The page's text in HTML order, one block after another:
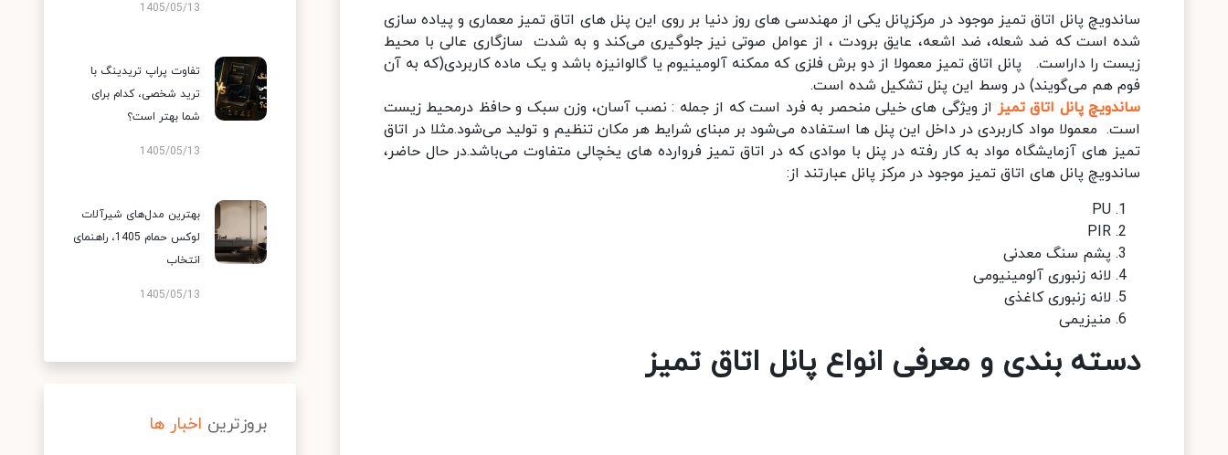
ساندویچ پانل اتاق تمیز موجود در مرکزپانل یکی از مهندسی های روز دنیا بر روی این پنل های اتاق تمیز معماری و پیاده سازی
شده است که ضد شعله، ضد اشعه، عایق برودت ، از عوامل صوتی نیز جلوگیری می‌کند و به شدت سازگاری عالی با محیط
زیست را داراست. پانل اتاق تمیز معمولا از دو برش فلزی که ممکنه آلومینیوم یا گالوانیزه باشد و یک ماده کاربردی(که به آن
فوم هم می‌گویند) در وسط این پنل تشکیل شده است.
ساندویچ پانل اتاق تمیز از ویژگی های خیلی منحصر به فرد است که از جمله : نصب آسان، وزن سبک و حافظ درمحیط زیست
است. معمولا مواد کاربردی در داخل این پنل ها استفاده می‌شود بر مبنای شرایط هر مکان تنظیم و تولید می‌شود.مثلا در اتاق
تمیز های آزمایشگاه مواد به کار رفته در پنل با موادی که در اتاق تمیز فروارده های یخچالی متفاوت می‌باشد.در حال حاضر،
ساندویچ پانل های اتاق تمیز موجود در مرکز پانل عبارتند از:
PU
PIR
پشم سنگ معدنی
لانه زنبوری آلومینیومی
لانه زنبوری کاغذی
منیزیمی
دسته بندی و معرفی انواع پانل اتاق تمیز
1405/05/13
تفاوت پراپ تریدینگ با
ترید شخصی، کدام برای
شما بهتر است؟
1405/05/13
بهترین مدل‌های شیرآلات
لوکس حمام 1405، راهنمای
انتخاب
1405/05/13
بروزترین اخبار ها